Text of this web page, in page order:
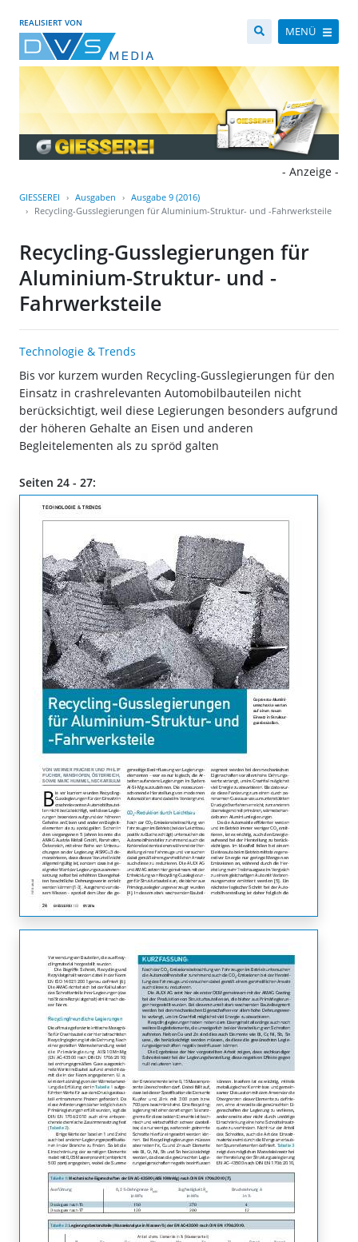
REALISIERT VON
MENÜ
- Anzeige -
GIESSEREI Ausgaben
Ausgabe 9 (2016)
Recycling-Gusslegierungen für Aluminium-Struktur- und -Fahrwerksteile
Recycling-Gusslegierungen für
Aluminium-Struktur- und -
Fahrwerksteile
Technologie & Trends
Bis vor kurzem wurden Recycling-Gusslegierungen für den
Einsatz in crashrelevanten Automobilbauteilen nicht
berücksichtigt, weil diese Legierungen besonders aufgrund
der höheren Gehalte an Eisen und anderen
Begleitelementen als zu spröd galten
Seiten 24 - 27: